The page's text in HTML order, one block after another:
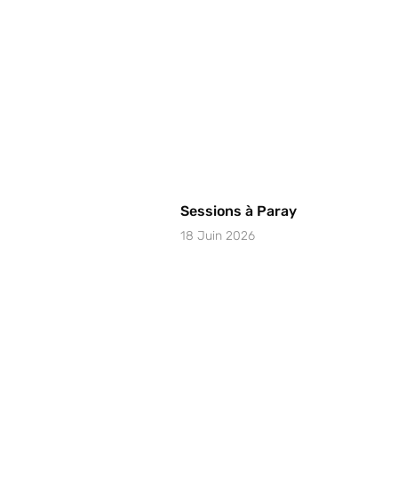
Sessions à Paray
18 Juin 2026